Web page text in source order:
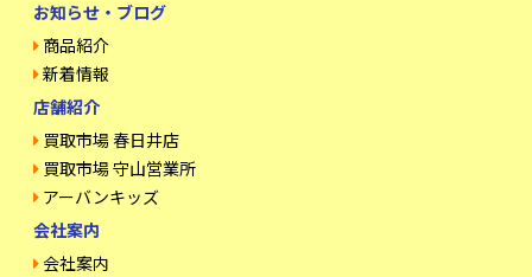
お知らせ・ブログ
商品紹介
新着情報
店舗紹介
買取市場 春日井店
買取市場 守山営業所
アーバンキッズ
会社案内
会社案内